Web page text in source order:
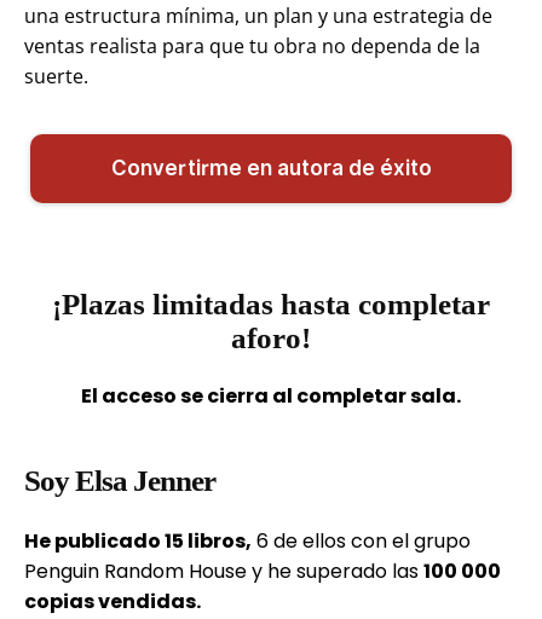
una estructura mínima, un plan y una estrategia de
ventas realista para que tu obra no dependa de la
suerte.
Convertirme en autora de éxito
¡Plazas limitadas hasta completar
aforo!
El acceso se cierra al completar sala.
Soy Elsa Jenner
He publicado 15 libros, 6 de ellos con el grupo
Penguin Random House y he superado las100 000
copias vendidas.